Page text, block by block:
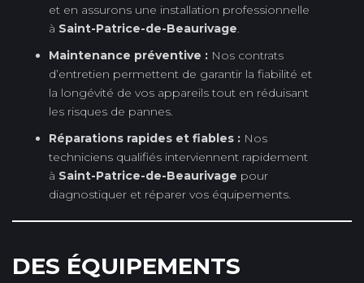
et en assurons une installation professionnelle
à Saint-Patrice-de-Beaurivage.
Maintenance préventive : Nos contrats
d’entretien permettent de garantir la fiabilité et
la longévité de vos appareils tout en réduisant
les risques de pannes.
Réparations rapides et fiables : Nos
techniciens qualifiés interviennent rapidement
à Saint-Patrice-de-Beaurivage pour
diagnostiquer et réparer vos équipements.
DES ÉQUIPEMENTS